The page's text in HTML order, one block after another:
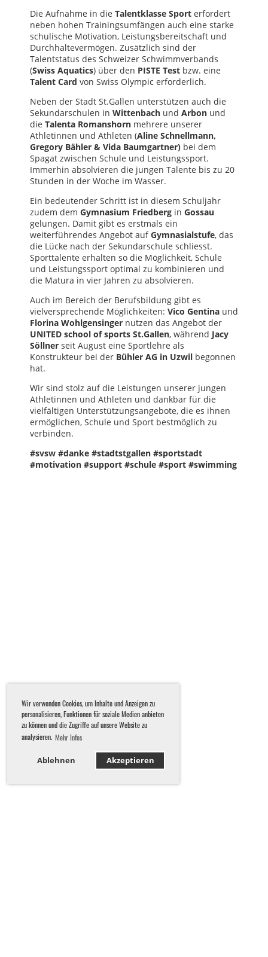
Wir verwenden Cookies, um Inhalte und Anzeigen zu
personalisieren, Funktionen für soziale Medien anbieten
zu können und die Zugriffe auf unsere Website zu
analysieren. Mehr Infos
Ablehnen Akzeptieren
Die Aufnahme in die Talentklasse Sport erfordert
neben hohen Trainingsumfängen auch eine starke
schulische Motivation, Leistungsbereitschaft und
Durchhaltevermögen. Zusätzlich sind der
Talentstatus des Schweizer Schwimmverbands
(Swiss Aquatics) über den PISTE Test bzw. eine
Talent Card von Swiss Olympic erforderlich.
Neben der Stadt St.Gallen unterstützen auch die
Sekundarschulen in Wittenbach und Arbon und
die Talenta Romanshorn mehrere unserer
Athletinnen und Athleten (Aline Schnellmann,
Gregory Bähler & Vida Baumgartner) bei dem
Spagat zwischen Schule und Leistungssport.
Immerhin absolvieren die jungen Talente bis zu 20
Stunden in der Woche im Wasser.
Ein bedeutender Schritt ist in diesem Schuljahr
zudem dem Gymnasium Friedberg in Gossau
gelungen. Damit gibt es erstmals ein
weiterführendes Angebot aufGymnasialstufe, das
die Lücke nach der Sekundarschule schliesst.
Sporttalente erhalten so die Möglichkeit, Schule
und Leistungssport optimal zu kombinieren und
die Matura in vier Jahren zu absolvieren.
Auch im Bereich der Berufsbildung gibt es
vielversprechende Möglichkeiten: Vico Gentina und
Florina Wohlgensinger nutzen das Angebot der
UNITED school of sports St.Gallen, während Jacy
Söllner seit August eine Sportlehre als
Konstrukteur bei der Bühler AG in Uzwil begonnen
hat.
Wir sind stolz auf die Leistungen unserer jungen
Athletinnen und Athleten und dankbar für die
vielfältigen Unterstützungsangebote, die es ihnen
ermöglichen, Schule und Sport bestmöglich zu
verbinden.
#svsw #danke #stadtstgallen #sportstadt
#motivation #support #schule #sport #swimming